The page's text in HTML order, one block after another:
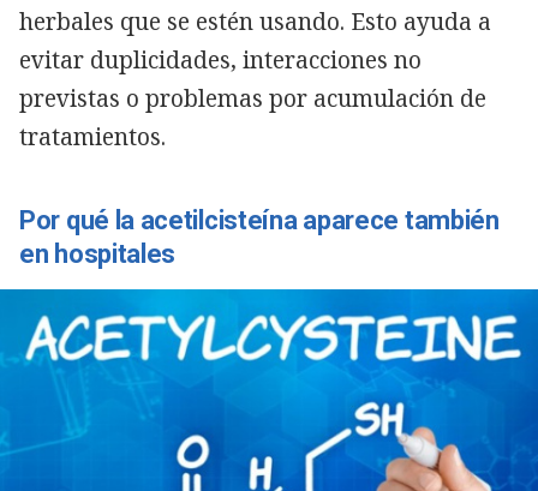
herbales que se estén usando. Esto ayuda a
evitar duplicidades, interacciones no
previstas o problemas por acumulación de
tratamientos.
Por qué la acetilcisteína aparece también
en hospitales